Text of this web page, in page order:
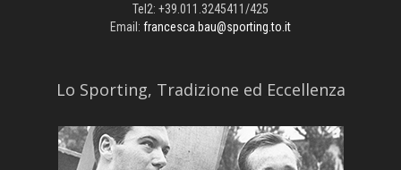
Tel2: +39.011.3245411/425
Email: francesca.bau@sporting.to.it
​Lo Sporting, Tradizione ed Eccellenza